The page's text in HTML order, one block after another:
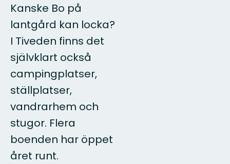
Kanske Bo på
lantgård kan locka?
I Tiveden finns det
självklart också
campingplatser,
ställplatser,
vandrarhem och
stugor. Flera
boenden har öppet
året runt.